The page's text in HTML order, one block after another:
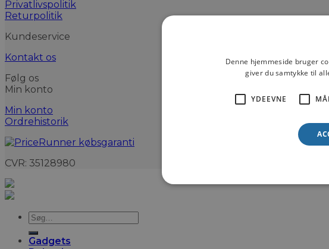
Privatlivspolitik
Returpolitik
Kundeservice
Kontakt os
Følg os
Min konto
Min konto
Ordrehistorik
CVR: 35128980
Søg
efter:
Gadgets
Denne hjemmeside bruger
giver du samtykke til
YDEEVNE